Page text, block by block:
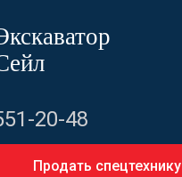
20-48
Продать спецтехнику